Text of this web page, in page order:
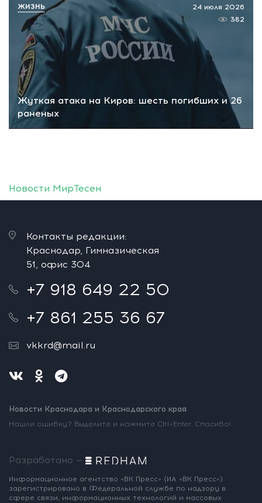
Жуткая атака на Киров: шесть погибших и 26
раненых
24 июля 2026
382
ЖИЗНЬ
Новости МирТесен
Контакты редакции:
Краснодар, Гимназическая
51, офис 304
+7 918 649 22 50
+7 861 255 36 67
vkkrd@mail.ru
Новости Краснодара и Краснодарского края
Нашли ошибку? Выделите и нажмите Ctrl+Enter. Спасибо!
Разработано —
Информационное агентство «ВК Пресс» (ИА «ВК Пресс»)
зарегистрировано в Федеральной службе по надзору в
сфере связи, информационных технологий и массовых